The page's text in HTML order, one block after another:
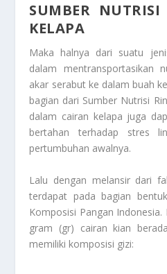
SUMBER
KELAPA
Maka halnya dari suatu
dalam mentransportasikan
akar serabut ke dalam buah
bagian dari Sumber Nutrisi
dalam cairan kelapa juga
bertahan terhadap stres
pertumbuhan awalnya.
Lalu dengan melansir dari
terdapat pada bagian
Komposisi Pangan
gram (gr) cairan kian
memiliki komposisi gizi: